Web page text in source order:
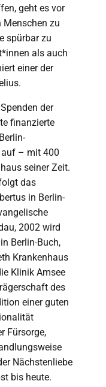
geht es vor
Menschen zu
spürbar zu
als auch
einer der
der
finanzierte
auf – mit 400
seiner Zeit.
das
in Berlin-
2002 wird
Berlin-Buch,
Krankenhaus
Klinik Amsee
des
einer guten
Fürsorge,
Nächstenliebe
bis heute.